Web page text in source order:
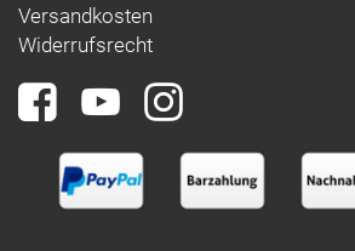
Versandkosten
Widerrufsrecht